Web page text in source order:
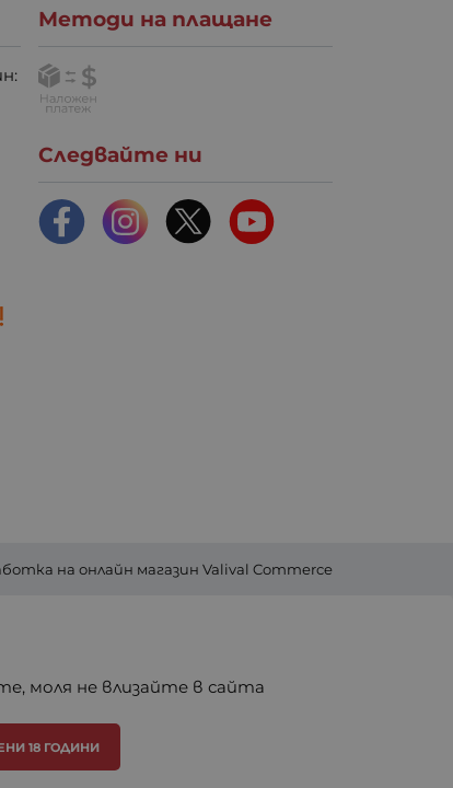
Методи на плащане
Следвайте ни
на онлайн магазин Valival Commerce
моля не влизайте в сайта
18 ГОДИНИ